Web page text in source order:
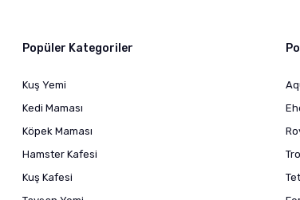
Popüler Kategoriler
Kuş Yemi
Kedi Maması
Köpek Maması
Hamster Kafesi
Kuş Kafesi